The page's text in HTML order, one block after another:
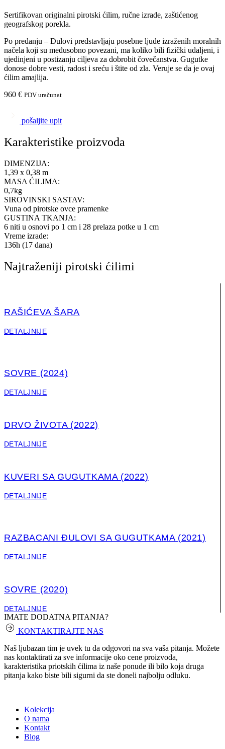
Sertifikovan originalni pirotski ćilim, ručne izrade, zaštićenog
geografskog porekla.
Po predanju – Đulovi predstavljaju posebne ljude izraženih moralnih
načela koji su međusobno povezani, ma koliko bili fizički udaljeni, i
ujedinjeni u postizanju ciljeva za dobrobit čovečanstva. Gugutke
donose dobre vesti, radost i sreću i štite od zla. Veruje se da je ovaj
ćilim amajlija.
960 € PDV uračunat
pošaljite upit
Karakteristike proizvoda
DIMENZIJA:
1,39 x 0,38 m
MASA ĆILIMA:
0,7kg
SIROVINSKI SASTAV:
Vuna od pirotske ovce pramenke
GUSTINA TKANJA:
6 niti u osnovi po 1 cm i 28 prelaza potke u 1 cm
Vreme izrade:
136h (17 dana)
Najtraženiji pirotski ćilimi
RAŠIĆEVA ŠARA
DETALJNIJE
SOVRE (2024)
DETALJNIJE
DRVO ŽIVOTA (2022)
DETALJNIJE
KUVERI SA GUGUTKAMA (2022)
DETALJNIJE
RAZBACANI ĐULOVI SA GUGUTKAMA (2021)
DETALJNIJE
SOVRE (2020)
DETALJNIJE
IMATE DODATNA PITANJA?
KONTAKTIRAJTE NAS
Naš ljubazan tim je uvek tu da odgovori na sva vaša pitanja. Možete
nas kontaktirati za sve informacije oko cene proizvoda,
karakteristika priotskih ćilima iz naše ponude ili bilo koja druga
pitanja kako biste bili sigurni da ste doneli najbolju odluku.
Kolekcija
O nama
Kontakt
Blog